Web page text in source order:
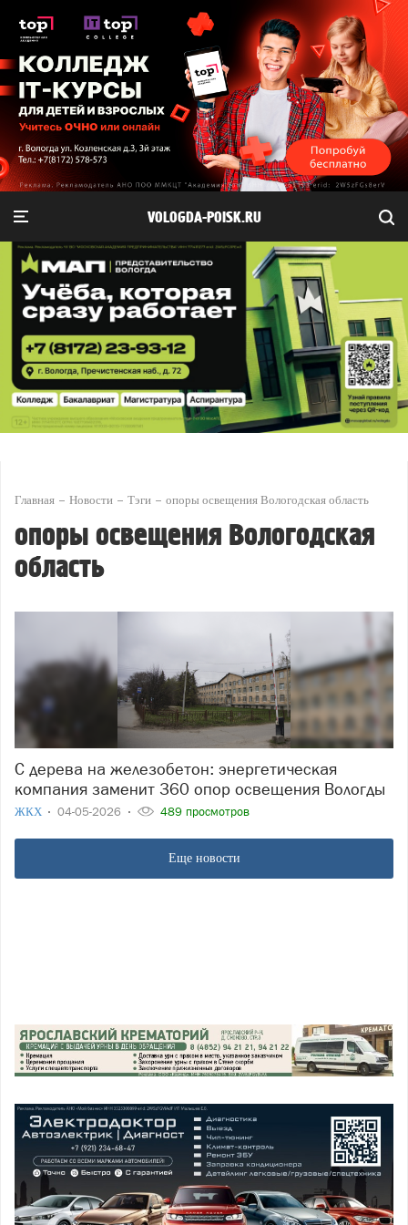
VOLOGDA-POISK.RU
Главная Новости Тэги опоры освещения Вологодская область
опоры освещения Вологодская
область
С дерева на железобетон: энергетическая
компания заменит 360 опор освещения Вологды
ЖКХ 04-05-2026 489 просмотров
Еще новости